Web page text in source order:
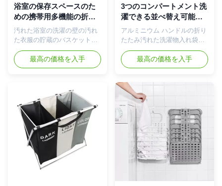
ための軽量のまだ耐久である
ために組み立てるため;3. 取り
はハンドルで造られる洗濯室
に容易にそう全体...
である方法および丈夫であ
る。家の装飾様式のために適
した簡単なモダンなデザイ
ン。 【の折りたたみ洗濯の障
害の】 容易な組み立て。折り
畳...
浴室の保存スペースのた
めの携帯用多機能の折り
たたみ壁の洗濯の障害
汚れた浴室の洗濯の壁の汚れ
た衣服の貯蔵のバスケットを
洗濯物入れ 製品の機能: 家の
きれい及び整頓された保つ店
の衣服;洗濯の店に汚れた衣服
の収納箱。 利点: 1. あなたの
スペース節約-使用中ときの、
汚れた戸棚の貯蔵のために容
易にきっかり折る洗濯物入
れ;2. 耐久および軽量-取り外
し可能から設計されていてお
よびアルミニウム フレームお
よび耐久の物質的な袋をあな
たの寝室、洗濯室または浴室
最高の価格を入手
3つのコンパートメント洗
濯できる並べ替え可能オ
ックスフォードの布が付
いている通気性の分けら
アルミニウム ハンドルの折り
たたみ汚れた洗濯物入れ袋コ
ンパートメント洗濯物入れ 製
品の機能: 家のきれい及び整
頓された保つ店の衣服;洗濯の
使用しなさい;衣服、ソック
ス、雑貨等のための収納箱。
利点: 1. あなたのスペース節
約-使用中ときの、汚れた戸棚
の貯蔵のために容易にきっか
り折る洗濯物入れ;2. 耐久およ
び軽量-取り外し可能から設計
されていておよびアルミニウ
ム フレームおよび耐久の物質
室または浴室の頻繁な使用の
最高の価格を入手